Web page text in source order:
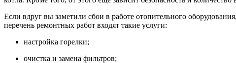
Если вдруг вы заметили сбои в работе отопительного
перечень ремонтных работ входят такие услуги:
настройка горелки;
очистка и замена фильтров;